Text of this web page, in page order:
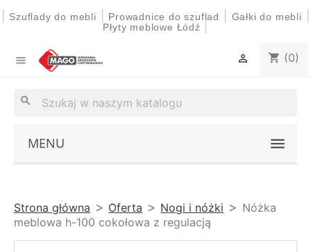
Szuflady do mebli Prowadnice do szuflad Gałki do mebli
Płyty meblowe Łódź
 shopping_cart (0)

search
MENU
Strona główna Oferta Nogi i nóżki
Nóżka
meblowa h-100 cokołowa z regulacją